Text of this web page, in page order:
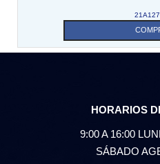
HORARIOS
9:00 A 16:00
SÁBADO